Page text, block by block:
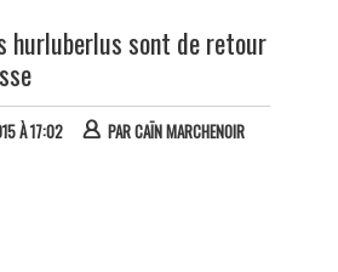
hurluberlus sont de retour
À 17:02 PARCAÏN MARCHENOIR